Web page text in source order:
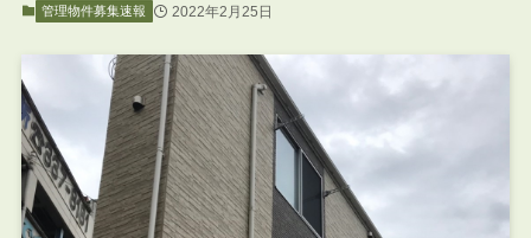
管理物件募集速報 2022年2月25日